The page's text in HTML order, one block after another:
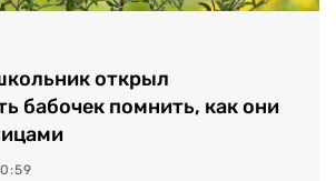
открыл
бабочек помнить, как они